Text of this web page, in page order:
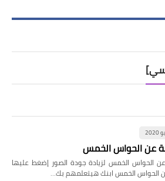
عن الحواس الخمس
الحواس الخمس لزيادة جودة الصور إضغط عليها
الحواس الخمس ابنك هيتعلمهم بك…